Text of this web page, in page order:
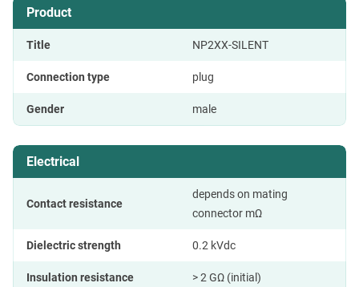
Product
Title NP2XX-SILENT
Connection type plug
Gender male
Electrical
Contact resistance
depends on mating
connector mΩ
Dielectric strength 0.2 kVdc
Insulation resistance > 2 GΩ (initial)